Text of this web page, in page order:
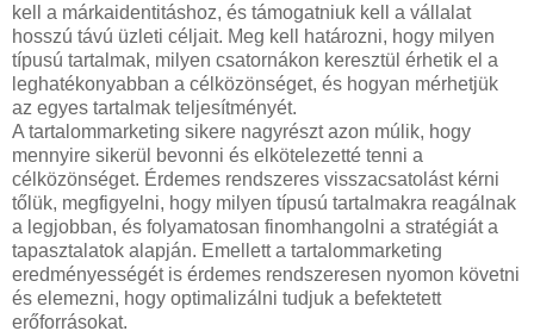
kell a márkaidentitáshoz, és támogatniuk kell a vállalat
hosszú távú üzleti céljait. Meg kell határozni, hogy milyen
típusú tartalmak, milyen csatornákon keresztül érhetik el a
leghatékonyabban a célközönséget, és hogyan mérhetjük
az egyes tartalmak teljesítményét.
A tartalommarketing sikere nagyrészt azon múlik, hogy
mennyire sikerül bevonni és elkötelezetté tenni a
célközönséget. Érdemes rendszeres visszacsatolást kérni
tőlük, megfigyelni, hogy milyen típusú tartalmakra reagálnak
a legjobban, és folyamatosan finomhangolni a stratégiát a
tapasztalatok alapján. Emellett a tartalommarketing
eredményességét is érdemes rendszeresen nyomon követni
és elemezni, hogy optimalizálni tudjuk a befektetett
erőforrásokat.